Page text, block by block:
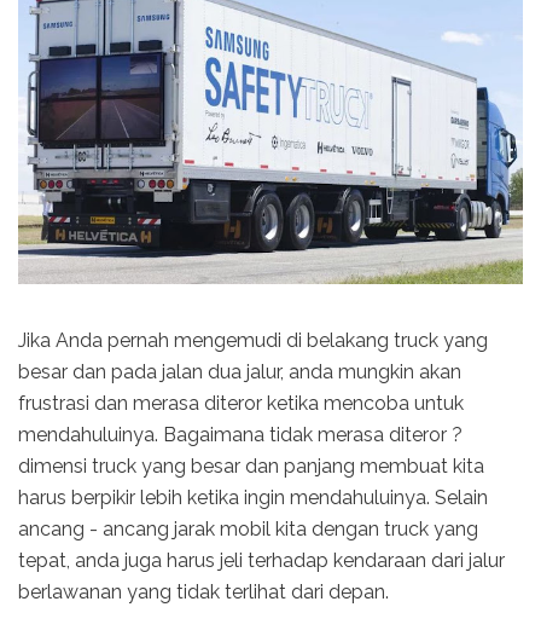
Jika Anda pernah mengemudi di belakang truck yang
besar dan pada jalan dua jalur, anda mungkin akan
frustrasi dan merasa diteror ketika mencoba untuk
mendahuluinya. Bagaimana tidak merasa diteror ?
dimensi truck yang besar dan panjang membuat kita
harus berpikir lebih ketika ingin mendahuluinya. Selain
ancang - ancang jarak mobil kita dengan truck yang
tepat, anda juga harus jeli terhadap kendaraan dari jalur
berlawanan yang tidak terlihat dari depan.